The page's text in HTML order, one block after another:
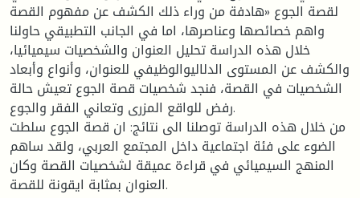
لقصة الجوع «هادفة من وراء ذلك الكشف عن مفهوم القصة
واهم خصائصها وعناصرها، اما في الجانب التطبيقي حاولنا
خلال هذه الدراسة تحليل العنوان والشخصيات سيميائيا،
والكشف عن المستوى الدلاليوالوظيفي للعنوان، وأنواع وأبعاد
الشخصيات في القصة، فنجد شخصيات قصة الجوع تعيش حالة
رفض للواقع المزرى وتعاني الفقر والجوع.
من خلال هذه الدراسة توصلنا الى نتائج: ان قصة الجوع سلطت
الضوء على فئة اجتماعية داخل المجتمع العربي، ولقد ساهم
المنهج السيميائي في قراءة عميقة لشخصيات القصة وكان
العنوان بمثابة ايقونة للقصة.